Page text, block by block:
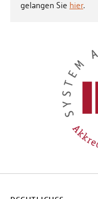
gelangen Sie hier.